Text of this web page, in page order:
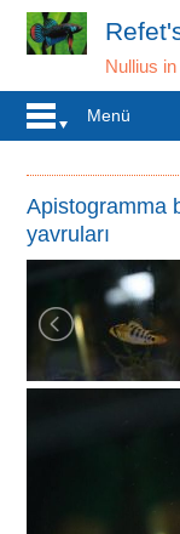
Nullius
Menü
Apistogramma
yavruları